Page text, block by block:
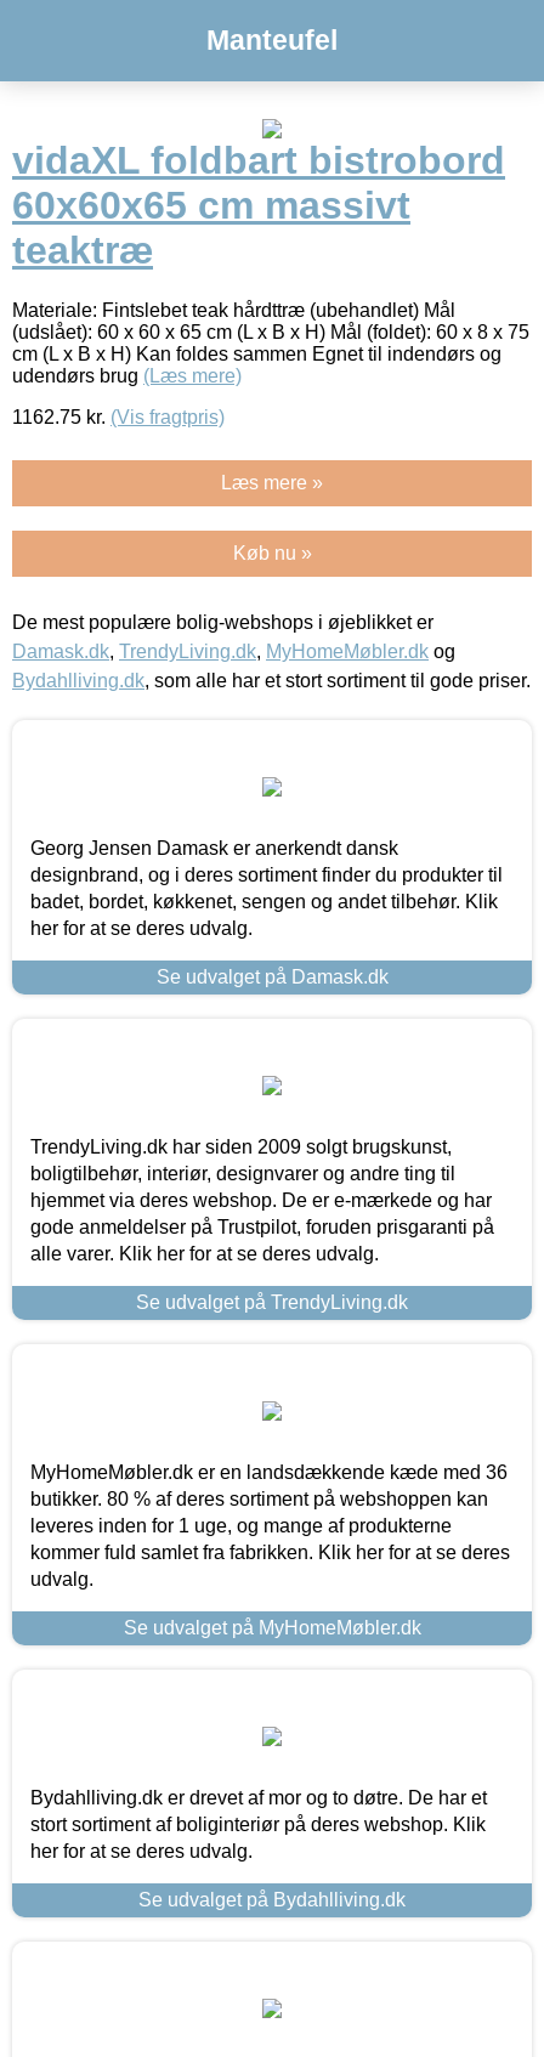
Manteufel
vidaXL foldbart bistrobord
60x60x65 cm massivt
teaktræ
Materiale: Fintslebet teak hårdttræ (ubehandlet) Mål
(udslået): 60 x 60 x 65 cm (L x B x H) Mål (foldet): 60 x 8 x 75
cm (L x B x H) Kan foldes sammen Egnet til indendørs og
udendørs brug (Læs mere)
1162.75 kr. (Vis fragtpris)
Læs mere »
Køb nu »
De mest populære bolig-webshops i øjeblikket er
Damask.dk, TrendyLiving.dk, MyHomeMøbler.dk og
Bydahlliving.dk, som alle har et stort sortiment til gode priser.
Georg Jensen Damask er anerkendt dansk
designbrand, og i deres sortiment finder du produkter til
badet, bordet, køkkenet, sengen og andet tilbehør. Klik
her for at se deres udvalg.
Se udvalget på Damask.dk
TrendyLiving.dk har siden 2009 solgt brugskunst,
boligtilbehør, interiør, designvarer og andre ting til
hjemmet via deres webshop. De er e-mærkede og har
gode anmeldelser på Trustpilot, foruden prisgaranti på
alle varer. Klik her for at se deres udvalg.
Se udvalget på TrendyLiving.dk
MyHomeMøbler.dk er en landsdækkende kæde med 36
butikker. 80 % af deres sortiment på webshoppen kan
leveres inden for 1 uge, og mange af produkterne
kommer fuld samlet fra fabrikken. Klik her for at se deres
udvalg.
Se udvalget på MyHomeMøbler.dk
Bydahlliving.dk er drevet af mor og to døtre. De har et
stort sortiment af boliginteriør på deres webshop. Klik
her for at se deres udvalg.
Se udvalget på Bydahlliving.dk